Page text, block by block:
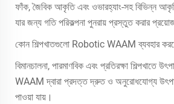
ফাঁক, জৈবিক আকৃতি এবং ওভারহ্যাং-সহ বিভিন্ন
যার জন্য গতি পরিকল্পনা পুনরায় প্রস্তুত করার
কোন শিল্পখাতগুলো Robotic WAAM ব্যবহার
বিমানচালনা, পারমাণবিক এবং প্রতিরক্ষা শিল্পখাতে
WAAM দ্বারা প্রদত্ত দ্রুত ও অনুরোধযোগ্য
পাওয়া যায়।